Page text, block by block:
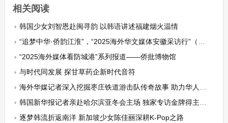
相关阅读
韩国少女刘智恩赴闽寻韵 以韩语讲述福建烟火温情
“追梦中华·侨韵江淮”，“2025海外华文媒体安徽采访行”（淮北篇）——淮北濉溪老城石板街
“2025海外媒体看防城港”系列报道——侨批博物馆
与时代同发展 探甘草药企新时代音符
海外华媒记者深入挖掘枣庄铁道游击队传奇故事 助力华人华侨铭记抗战历史 传承民族精神
韩国新华报记者亲赴哈尔滨亚冬会主场 独家专访金牌得主高亭宇
逐梦韩流折返南洋 新加坡少女陈佳丽深耕K-Pop之路